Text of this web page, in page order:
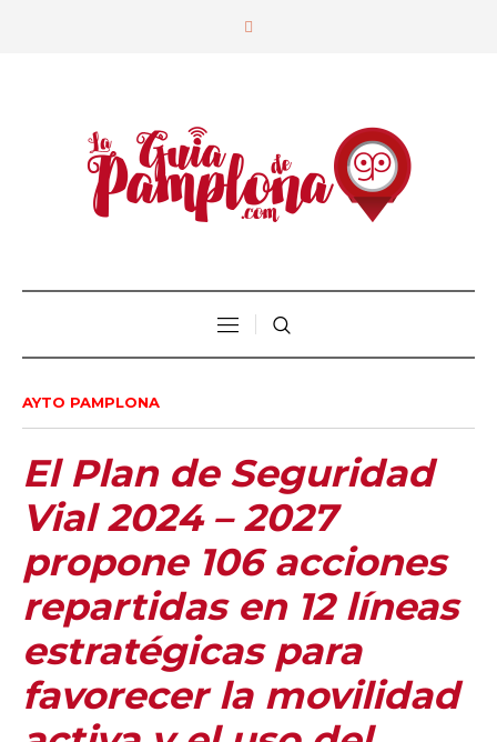
AYTO PAMPLONA
El Plan de Seguridad
Vial 2024 – 2027
propone 106 acciones
repartidas en 12 líneas
estratégicas para
favorecer la movilidad